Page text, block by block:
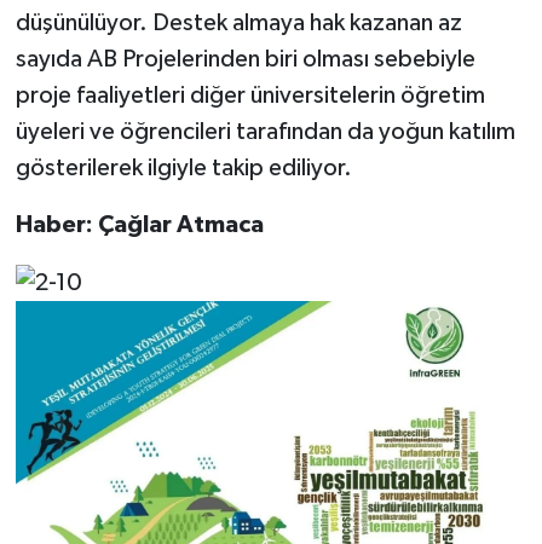
düşünülüyor. Destek almaya hak kazanan az
sayıda AB Projelerinden biri olması sebebiyle
proje faaliyetleri diğer üniversitelerin öğretim
üyeleri ve öğrencileri tarafından da yoğun katılım
gösterilerek ilgiyle takip ediliyor.
Haber: Çağlar Atmaca